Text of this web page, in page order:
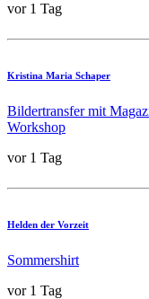
vor 1 Tag
Kristina Maria Schaper
Bildertransfer mit
Workshop
vor 1 Tag
Helden der Vorzeit
Sommershirt
vor 1 Tag